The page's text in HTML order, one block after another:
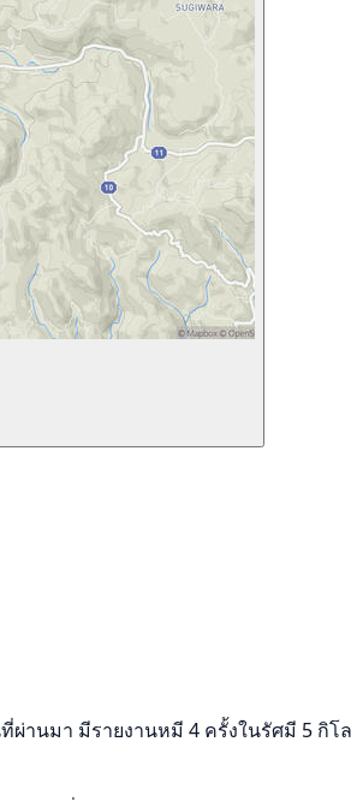
านมา มีรายงานหมี 4 ครั้งในรัศมี 5 กิ